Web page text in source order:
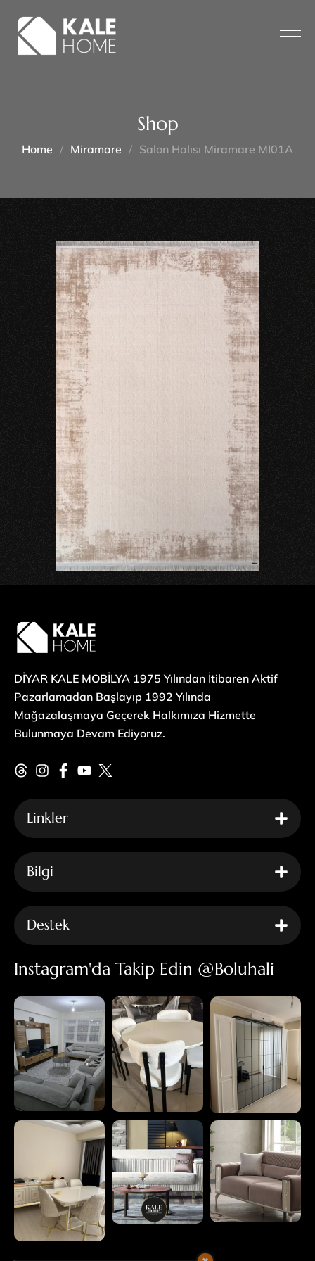
Shop
Home Miramare Salon Halısı Miramare MI01A
DİYAR KALE MOBİLYA 1975 Yılından İtibaren Aktif
Pazarlamadan Başlayıp 1992 Yılında
Mağazalaşmaya Geçerek Halkımıza Hizmette
Bulunmaya Devam Ediyoruz.
Linkler
Bilgi
Destek
Instagram'da Takip Edin @boluhali